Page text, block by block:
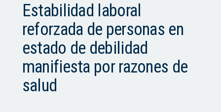
Estabilidad laboral
reforzada de personas en
estado de debilidad
manifiesta por razones de
salud